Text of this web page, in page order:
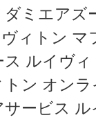
ミエアズ
ィトン マ
ルイヴ
ン オン
ービス